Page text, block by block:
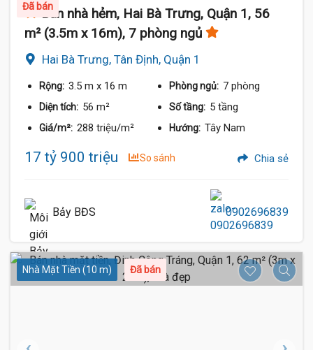
Đã bánBán nhà hẻm, Hai Bà Trưng, Quận 1, 56
m² (3.5m x 16m), 7 phòng ngủ
Hai Bà Trưng, Tân Định, Quận 1
Rộng: 3.5 m x 16 m Phòng ngủ: 7 phòng
Diện tích: 56 m² Số tầng: 5 tầng
Giá/m²: 288 triệu/m² Hướng: Tây Nam
17 tỷ 900 triệu So sánh Chia sẻ
Bảy BĐS 0902696839
Nhà Mặt Tiền (10 m) Đã bán